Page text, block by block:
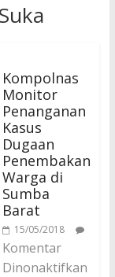
Kompolnas
Monitor
Penanganan
Kasus
Dugaan
Penembakan
Warga di
Sumba
Barat
15/05/2018
Komentar
Dinonaktifkan